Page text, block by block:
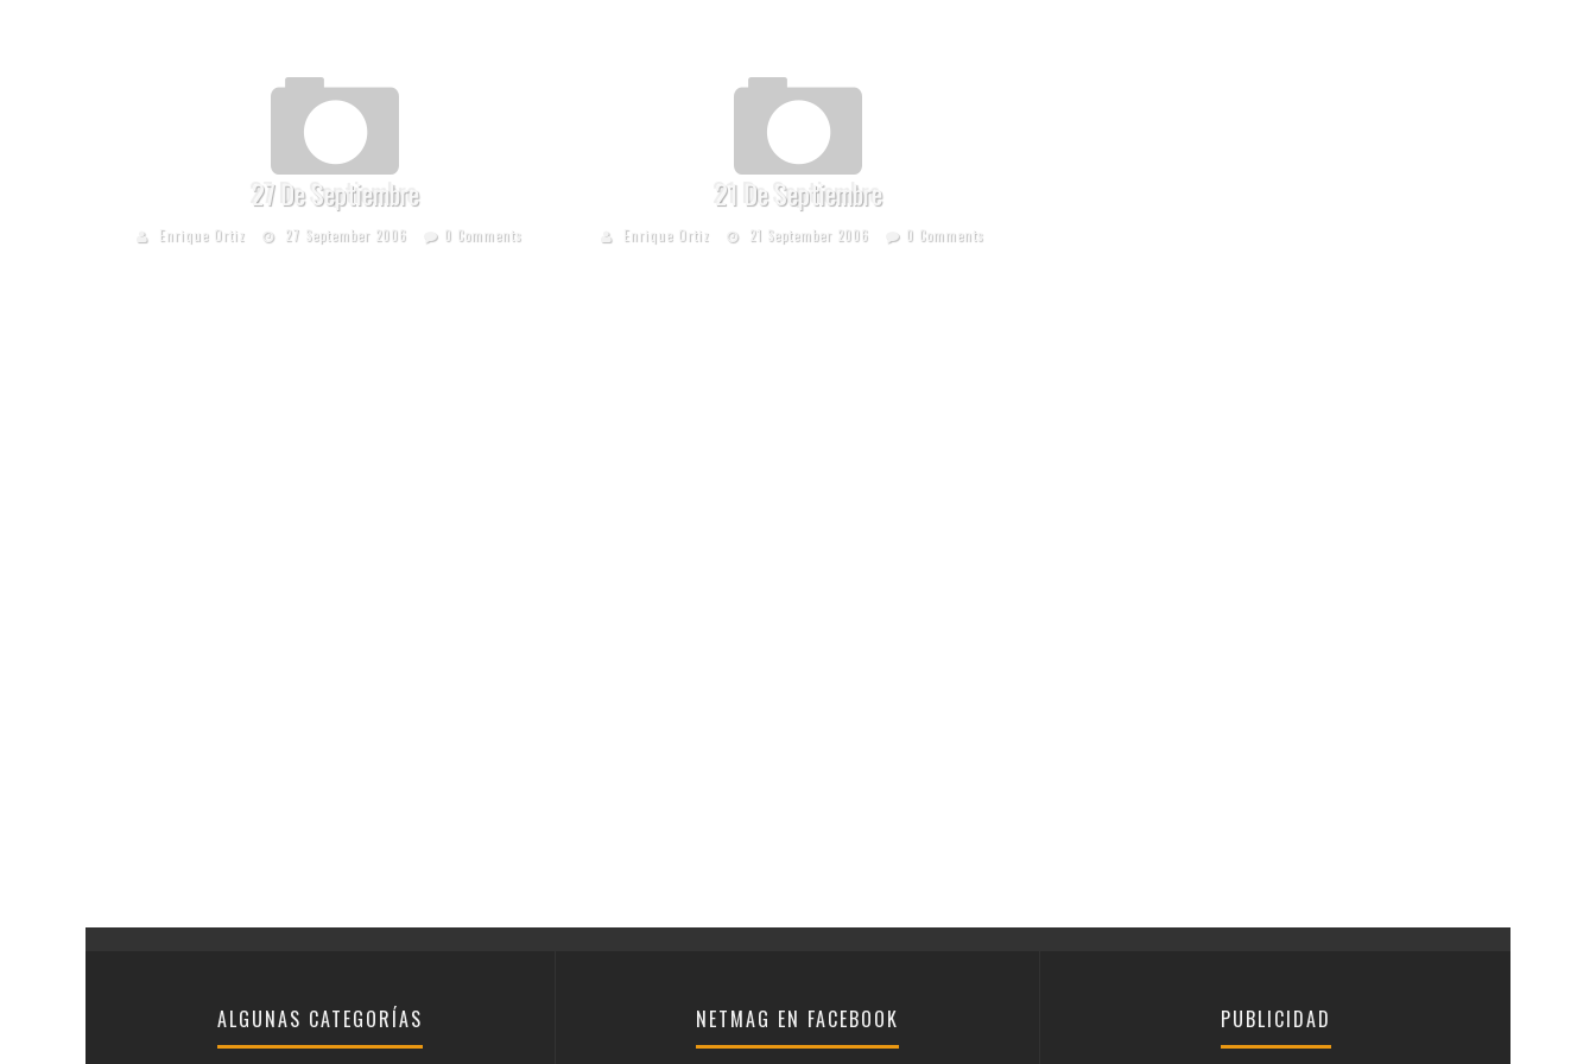
27 De Septiembre
Enrique Ortiz 27 September 2006 0 Comments
21 De Septiembre
Enrique Ortiz 21 September 2006 0 Comments
ALGUNAS CATEGORÍAS NETMAG EN FACEBOOK PUBLICIDAD